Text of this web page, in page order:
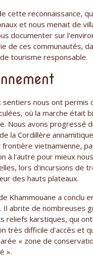
cette reconnaissance,
et nous menait de
documenter sur
de ces communautés,
tourisme responsable.
sentiers nous ont permis
où la marche était
Nous avons progressé
la Cordillère
frontière vietnamienne,
à l'autre pour mieux
lors d'incursions de
des hauts plateaux.
Khammouane a conclu
Il abrite de nombreuses
reliefs karstiques, qui
très difficile d'accès et
« zone de
».